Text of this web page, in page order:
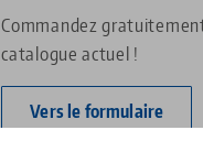
Commandez
catalogue actuel !
Vers le formulaire